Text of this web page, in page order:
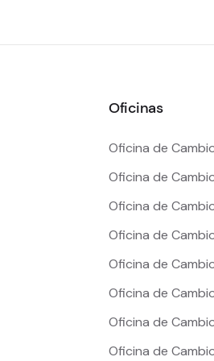
Oficinas
Oficina de
Oficina de
Oficina de
Oficina de
Oficina de
Oficina de
Oficina de
Oficina de